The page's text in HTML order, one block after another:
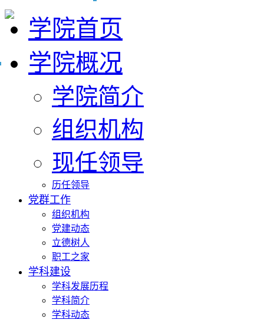
学院首页
学院概况
学院简介
组织机构
现任领导
历任领导
党群工作
组织机构
党建动态
立德树人
职工之家
学科建设
学科发展历程
学科简介
学科动态